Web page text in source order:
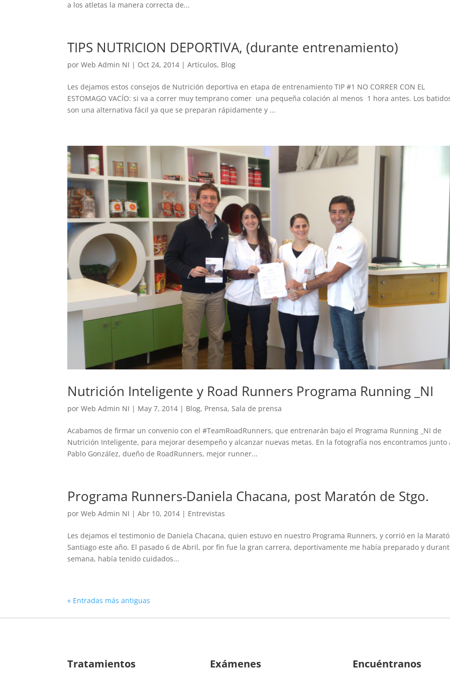
a los atletas la manera correcta de...
TIPS NUTRICION DEPORTIVA, (durante entrenamiento)
porWeb Admin NI | Oct 24, 2014 |Artículos, Blog
Les dejamos estos consejos de Nutrición deportiva en etapa de entrenamiento TIP #1 NO CORRER CON EL
ESTOMAGO VACÍO: si va a correr muy temprano comer una pequeña colación al menos 1 hora antes. Los
son una alternativa fácil ya que se preparan rápidamente y ...
Nutrición Inteligente y Road Runners Programa Running _NI
porWeb Admin NI | May 7, 2014 | Blog, Prensa,Sala de prensa
Acabamos de firmar un convenio con el #TeamRoadRunners, que entrenarán bajo el Programa Running _NI de
Nutrición Inteligente, para mejorar desempeño y alcanzar nuevas metas. En la fotografía nos encontramos junto
Pablo González, dueño de RoadRunners, mejor runner...
Programa Runners-Daniela Chacana, post Maratón de Stgo.
porWeb Admin NI |Abr 10, 2014 | Entrevistas
Les dejamos el testimonio de Daniela Chacana, quien estuvo en nuestro Programa Runners, y corrió en la
Santiago este año. El pasado 6 de Abril, por fin fue la gran carrera, deportivamente me había preparado y
semana, había tenido cuidados...
« Entradas más antiguas
Tratamientos Exámenes Encuéntranos